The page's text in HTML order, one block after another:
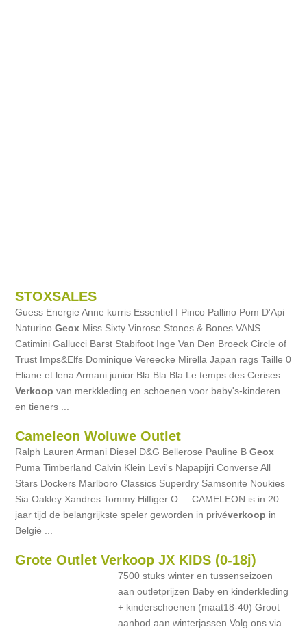
STOXSALES
Guess Energie Anne kurris Essentiel I Pinco Pallino Pom D'Api
NaturinoGeox Miss Sixty Vinrose Stones & Bones VANS
Catimini Gallucci Barst Stabifoot Inge Van Den Broeck Circle of
Trust Imps&Elfs Dominique Vereecke Mirella Japan rags Taille 0
Eliane et lena Armani junior Bla Bla Bla Le temps des Cerises ...
Verkoop van merkkleding en schoenen voor baby's-kinderen
en tieners ...
Cameleon Woluwe Outlet
Ralph Lauren Armani Diesel D&G Bellerose Pauline BGeox
Puma Timberland Calvin Klein Levi's Napapijri Converse All
Stars Dockers Marlboro Classics Superdry Samsonite Noukies
Sia Oakley Xandres Tommy Hilfiger O ... CAMELEON is in 20
jaar tijd de belangrijkste speler geworden in privéverkoop in
België ...
Grote Outlet Verkoop JX KIDS (0-18j)
7500 stuks winter en tussenseizoen
aan outletprijzen Baby en kinderkleding
+ kinderschoenen (maat18-40) Groot
aanbod aan winterjassen Volg ons via